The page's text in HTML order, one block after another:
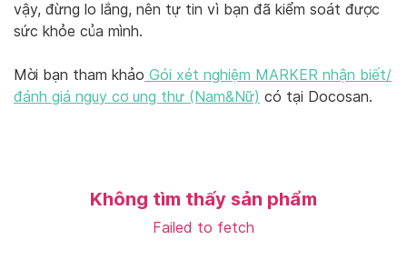
vậy, đừng lo lắng, nên tự tin vì bạn đã kiểm soát được
sức khỏe của mình.
Mời bạn tham khảo Gói xét nghiệm MARKER nhận biết/
đánh giá nguy cơ ung thư (Nam&Nữ) có tại Docosan.